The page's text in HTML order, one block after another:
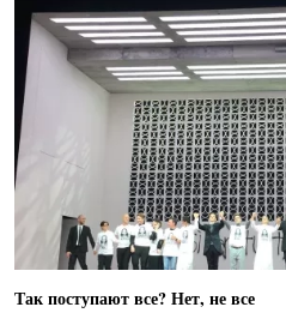
Так поступают все? Нет, не все